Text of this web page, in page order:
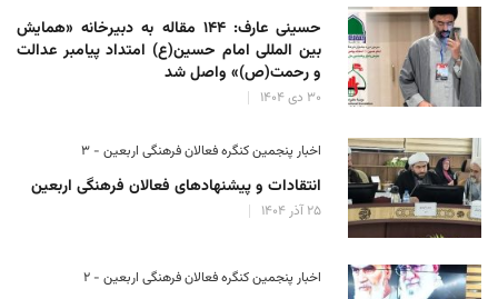
حسینی عارف: ۱۴۴ مقاله به دبیرخانه «همایش
بین المللی امام حسین(ع) امتداد پیامبر عدالت
و رحمت(ص)» واصل شد
۳۰ دی ۱۴۰۴
اخبار پنجمین کنگره فعالان فرهنگی اربعین - ۳
انتقادات و پیشنهادهای فعالان فرهنگی اربعین
۲۵ آذر ۱۴۰۴
اخبار پنجمین کنگره فعالان فرهنگی اربعین - ۲